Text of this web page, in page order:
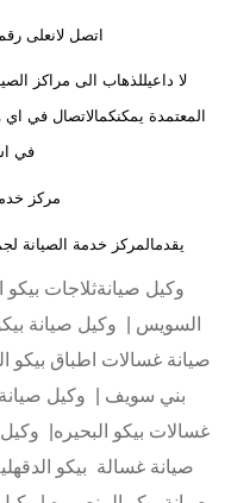
اتصل لانعلى
لا داعيللذهاب الى مراكز
في
مركز
يقدمالمركز خدمة الصيانة
وكيل صيانةثلاجات
السويس | وكيل صيانة
صيانة غسالات اطباق بيكو
بني سويف | وكيل صيانة
غسالات بيكو البحيره|
صيانة غسالة بيكو